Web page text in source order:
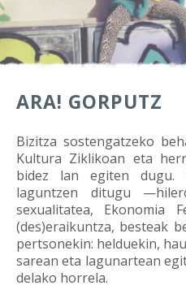
ARA! GORPUTZ
Bizitza sostengatzeko
Kultura Ziklikoan eta
bidez lan egiten dugu.
laguntzen ditugu
sexualitatea, Ekonomia
(des)eraikuntza, besteak
pertsonekin: helduekin,
sarean eta lagunartean
delako horrela.